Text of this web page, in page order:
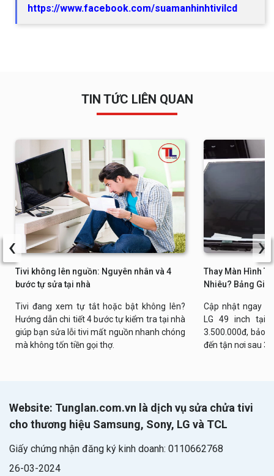
https://www.facebook.com/suamanhinhtivilcd
TIN TỨC LIÊN QUAN
Tivi không lên nguồn: Nguyên nhân và 4
bước tự sửa tại nhà
Tivi đang xem tự tắt hoặc bật không lên?
Hướng dẫn chi tiết 4 bước tự kiểm tra tại nhà
giúp bạn sửa lỗi tivi mất nguồn nhanh chóng
mà không tốn tiền gọi thợ.
Thay Màn Hình
Nhiêu? Bảng Giá
Cập nhật ngay
LG 49 inch tại
3.500.000đ, bảo
đến tận nơi sau
‹ ›
Website: Tunglan.com.vn là dịch vụ sửa chửa tivi
cho thương hiệu Samsung, Sony, LG và TCL
Giấy chứng nhận đăng ký kinh doanh: 0110662768
26-03-2024